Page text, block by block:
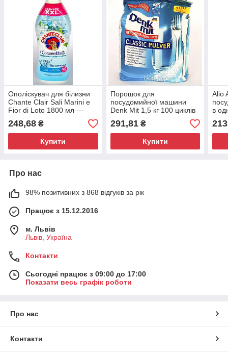
Ополіскувач для білизни
Chante Clair Sali Marini e
Fior di Loto 1800 мл —
морська сіль та лотос
248,68 ₴
Купити
Порошок для
посудомийної машини
Denk Mit 1,5 кг 100 циклів
Німеччина, Засоби для
миття посуду
291,81₴
Купити
Alio
в
Про нас
98% позитивних з 868 відгуків за рік
Працює з 15.12.2016
м. Львів
Львів, Україна
Контакти
Сьогодні працює з 09:00 до 17:00
Показати весь графік роботи
Про нас
Контакти